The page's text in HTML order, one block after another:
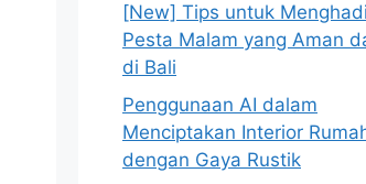
[New] Tips untuk
Pesta Malam yang Aman
di Bali
Penggunaan AI dalam
Menciptakan Interior
dengan Gaya Rustik